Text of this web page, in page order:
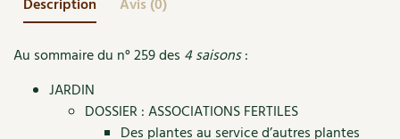
Cures, régimes
Stages
Cartes cadeau
Nous contacter
Bricolages au jardin
Outils et ustensiles du jardin
Biodiversité
Ravageurs et maladies au jardin
Les chroniques de Marie
Forums
Jardin bio
Habitat écologique
Description Avis (0)
Au sommaire du n° 259 des 4 saisons:
JARDIN
DOSSIER : ASSOCIATIONS FERTILES
Des plantes au service d’autres plantes